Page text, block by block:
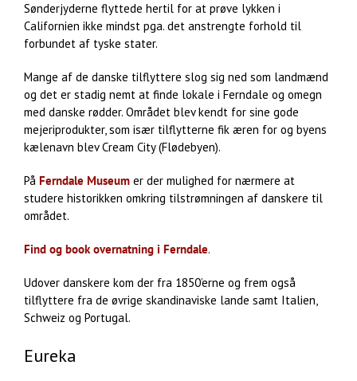
Sønderjyderne flyttede hertil for at prøve lykken i
Californien ikke mindst pga. det anstrengte forhold til
forbundet af tyske stater.
Mange af de danske tilflyttere slog sig ned som landmænd
og det er stadig nemt at finde lokale i Ferndale og omegn
med danske rødder. Området blev kendt for sine gode
mejeriprodukter, som især tilflytterne fik æren for og byens
kælenavn blev Cream City (Flødebyen).
På Ferndale Museum er der mulighed for nærmere at
studere historikken omkring tilstrømningen af danskere til
området.
Find og book overnatning i Ferndale.
Udover danskere kom der fra 1850’erne og frem også
tilflyttere fra de øvrige skandinaviske lande samt Italien,
Schweiz og Portugal.
Eureka